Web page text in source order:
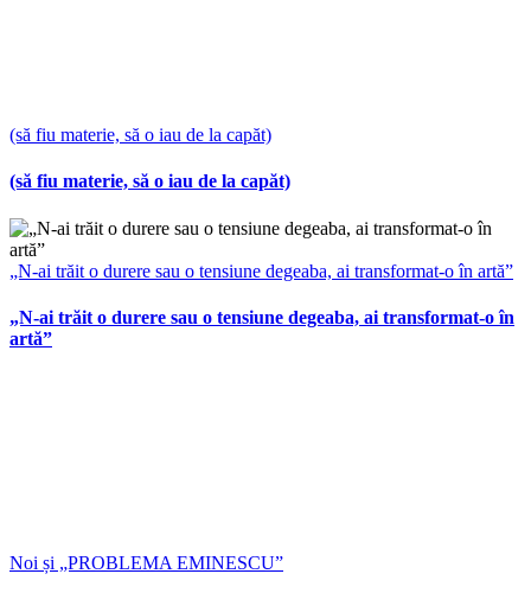
(să fiu materie, să o iau de la capăt)
(să fiu materie, să o iau de la capăt)
„N-ai trăit o durere sau o tensiune degeaba, ai transformat-o în artă”
„N-ai trăit o durere sau o tensiune degeaba, ai transformat-o în
artă”
Noi și „PROBLEMA EMINESCU”